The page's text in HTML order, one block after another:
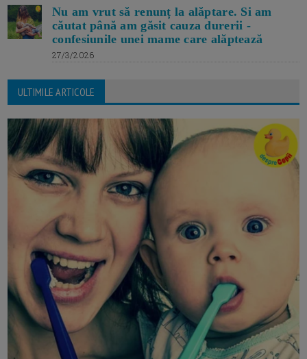
Nu am vrut să renunț la alăptare. Si am
căutat până am găsit cauza durerii -
confesiunile unei mame care alăptează
27/3/2026
ULTIMILE ARTICOLE